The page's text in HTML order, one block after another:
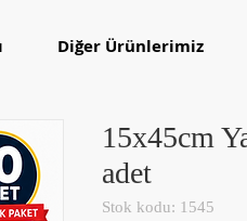
Diğer Ürünlerimiz
15x45cm
adet
Stok kodu: 1545